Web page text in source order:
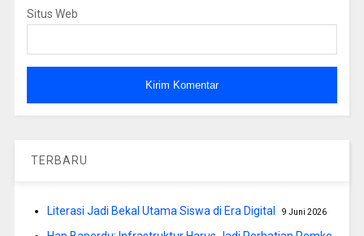
Situs Web
TERBARU
Literasi Jadi Bekal Utama Siswa di Era Digital 9 Juni 2026